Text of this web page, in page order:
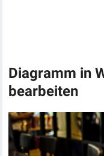
Diagramm in
bearbeiten